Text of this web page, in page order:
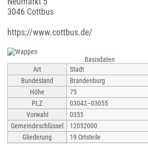
3046 Cottbus
https://www.cottbus.de/
Basisdaten
Art
Stadt
Bundesland
Brandenburg
Höhe
75
PLZ
03042–03055
Vorwahl
0355
Gemeindeschlüssel
12052000
Gliederung
19 Ortsteile